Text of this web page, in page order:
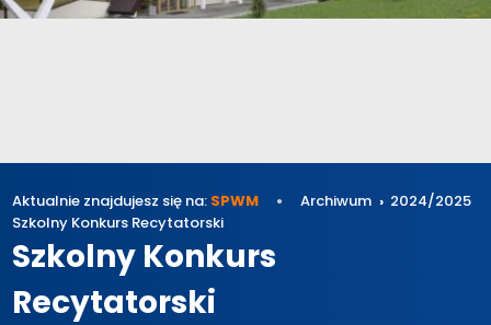
Aktualnie znajdujesz się na: SPWM Archiwum
2024/2025
Szkolny Konkurs Recytatorski
Szkolny Konkurs
Recytatorski